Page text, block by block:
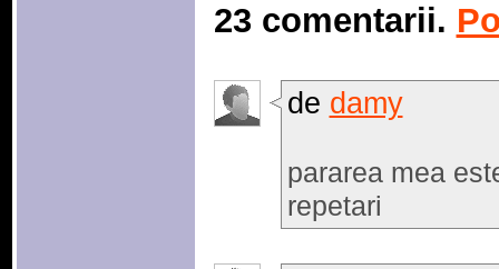
23 comentarii.
de damy
pararea mea
repetari